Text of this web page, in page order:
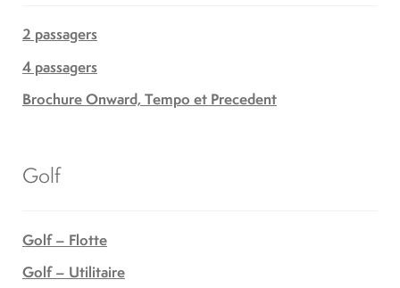
2 passagers
4 passagers
Brochure Onward, Tempo et Precedent
Golf
Golf – Flotte
Golf – Utilitaire